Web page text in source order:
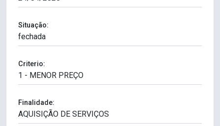
Situação:
Criterio:
Finalidade: